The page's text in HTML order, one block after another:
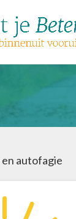
autofagie